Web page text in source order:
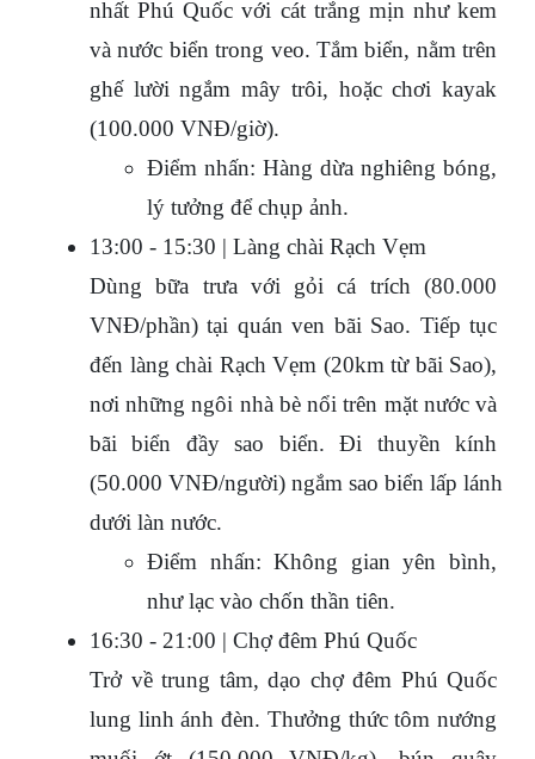
nhất Phú Quốc với cát trắng mịn như kem
và nước biển trong veo. Tắm biển, nằm trên
ghế lười ngắm mây trôi, hoặc chơi kayak
(100.000 VNĐ/giờ).
Điểm nhấn: Hàng dừa nghiêng bóng,
lý tưởng để chụp ảnh.
13:00 - 15:30 | Làng chài Rạch Vẹm
Dùng bữa trưa với gỏi cá trích (80.000
VNĐ/phần) tại quán ven bãi Sao. Tiếp tục
đến làng chài Rạch Vẹm (20km từ bãi Sao),
nơi những ngôi nhà bè nổi trên mặt nước và
bãi biển đầy sao biển. Đi thuyền kính
(50.000 VNĐ/người) ngắm sao biển lấp lánh
dưới làn nước.
Điểm nhấn: Không gian yên bình,
như lạc vào chốn thần tiên.
16:30 - 21:00 | Chợ đêm Phú Quốc
Trở về trung tâm, dạo chợ đêm Phú Quốc
lung linh ánh đèn. Thưởng thức tôm nướng